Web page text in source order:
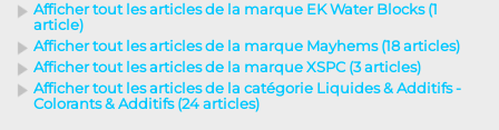
Afficher tout les articles de la marque EK Water Blocks (1
article)
Afficher tout les articles de la marque Mayhems (18 articles)
Afficher tout les articles de la marque XSPC (3 articles)
Afficher tout les articles de la catégorie Liquides & Additifs -
Colorants & Additifs (24 articles)